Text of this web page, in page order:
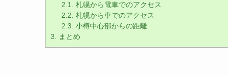
2.1. 札幌から電車でのアクセス
2.2. 札幌から車でのアクセス
2.3. 小樽中心部からの距離
3. まとめ